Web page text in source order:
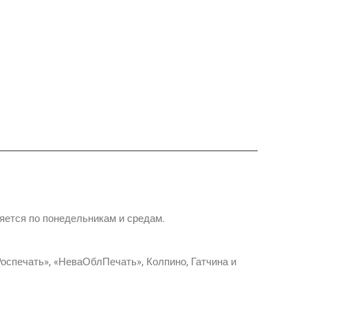
по понедельникам и средам.
«НеваОблПечать», Колпино, Гатчина и